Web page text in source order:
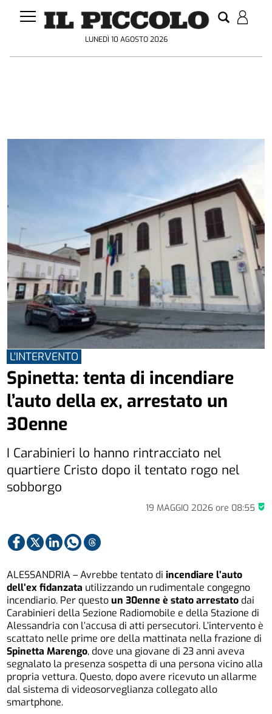
LUNEDÌ 10 AGOSTO 2026
19 MAGGIO 2026 ore 08:55
L'INTERVENTO
Spinetta: tenta di incendiare
l’auto della ex, arrestato un
30enne
I Carabinieri lo hanno rintracciato nel
quartiere Cristo dopo il tentato rogo nel
sobborgo
ALESSANDRIA – Avrebbe tentato di incendiare l’auto
dell’ex fidanzata utilizzando un rudimentale congegno
incendiario. Per questoun 30enne è stato arrestato dai
Carabinieri della Sezione Radiomobile e della Stazione di
Alessandria con l’accusa di atti persecutori. L’intervento è
scattato nelle prime ore della mattinata nella frazione di
Spinetta Marengo, dove una giovane di 23 anni aveva
segnalato la presenza sospetta di una persona vicino alla
propria vettura. Questo, dopo avere ricevuto un allarme
dal sistema di videosorveglianza collegato allo
smartphone.